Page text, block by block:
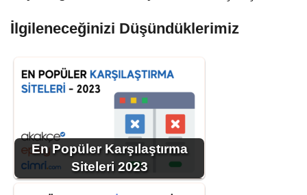
İlgileneceğinizi Düşündüklerimiz
En Popüler Karşılaştırma
Siteleri 2023